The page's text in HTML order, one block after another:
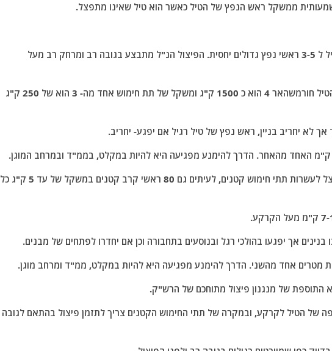
ממשקל ראש הנפץ של הטיל כאשר הוא טיל שאינו מתפצל.
הפיצול הנ"ל מתבצע בגובה רב ומרחק רב מעל
כך לדוגמא משקל ראש הנפץ של הטיל חורמשהאר 4 הוא כ 1500 ק"ג ומשקל של תת חימוש אחד מה- 3 הוא של 250 ק"ג
לא יחריב בניין, ראש נפץ של טיל רגיל אם יפגע- יחריב.
ק"מ האחד מהאחר. הדרך להימנע מפגיעה היא להיות במקלט, בממ"ד ובמרחב המוגן.
ב. ראש הקרב של הטיל יכול להתפצל לעשרות תתי חימוש קטנים, לעיתים גם 80 ראשי קרב קטנים במשקל של עד 5 ק"ג כל
אך יפגעו בהולכי רגל ובנוסעים בתחבורה וכן אם יחדרו לפתחים של מבנים.
מטרים אחד מהשני. הדרך להימנע מפגיעה היא להיות במקלט, ממ"ד ומרחב מוגן.
של הטיל לקרקע, ובמקרה של תתי החימוש הקטנים צריך לתזמן פיצול בהתאם לגובה